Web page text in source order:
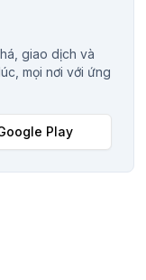
giao dịch và
mọi nơi với ứng
Play